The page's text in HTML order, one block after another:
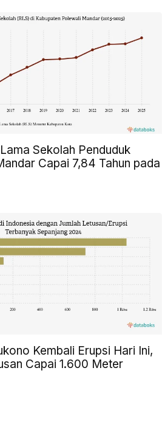
Sekolah Penduduk
Capai 7,84 Tahun pada
Kembali Erupsi Hari Ini,
Capai 1.600 Meter